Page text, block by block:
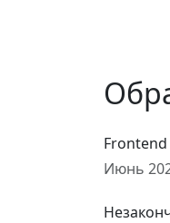
Frontend
Июнь